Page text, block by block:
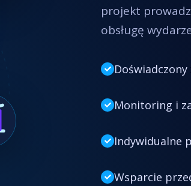
projekt
obsługę
Monitoring i
Indywidualne
Wsparcie